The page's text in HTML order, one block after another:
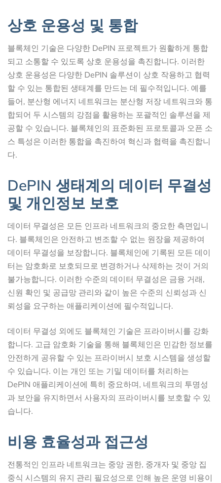
상호 운용성 및 통합
블록체인 기술은 다양한 DePIN 프로젝트가 원활하게 통합
되고 소통할 수 있도록 상호 운용성을 촉진합니다. 이러한
상호 운용성은 다양한 DePIN 솔루션이 상호 작용하고 협력
할 수 있는 통합된 생태계를 만드는 데 필수적입니다. 예를
들어, 분산형 에너지 네트워크는 분산형 저장 네트워크와 통
합되어 두 시스템의 강점을 활용하는 포괄적인 솔루션을 제
공할 수 있습니다. 블록체인의 표준화된 프로토콜과 오픈 소
스 특성은 이러한 통합을 촉진하여 혁신과 협력을 촉진합니
다.
DePIN 생태계의 데이터 무결성
및 개인정보 보호
데이터 무결성은 모든 인프라 네트워크의 중요한 측면입니
다. 블록체인은 안전하고 변조할 수 없는 원장을 제공하여
데이터 무결성을 보장합니다. 블록체인에 기록된 모든 데이
터는 암호화로 보호되므로 변경하거나 삭제하는 것이 거의
불가능합니다. 이러한 수준의 데이터 무결성은 금융 거래,
신원 확인 및 공급망 관리와 같이 높은 수준의 신뢰성과 신
뢰성을 요구하는 애플리케이션에 필수적입니다.
데이터 무결성 외에도 블록체인 기술은 프라이버시를 강화
합니다. 고급 암호화 기술을 통해 블록체인은 민감한 정보를
안전하게 공유할 수 있는 프라이버시 보호 시스템을 생성할
수 있습니다. 이는 개인 또는 기밀 데이터를 처리하는
DePIN 애플리케이션에 특히 중요하며, 네트워크의 투명성
과 보안을 유지하면서 사용자의 프라이버시를 보호할 수 있
습니다.
비용 효율성과 접근성
전통적인 인프라 네트워크는 중앙 권한, 중개자 및 중앙 집
중식 시스템의 유지 관리 필요성으로 인해 높은 운영 비용이